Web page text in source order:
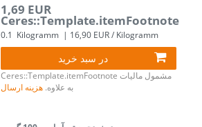
1,69 EUR
Ceres::Template.itemFootnote
0.1 Kilogramm | 16,90 EUR / Kilogramm
در سبد خرید
Ceres::Template.itemFootnote مشمول مالیات
به علاوه. هزینه ارسال